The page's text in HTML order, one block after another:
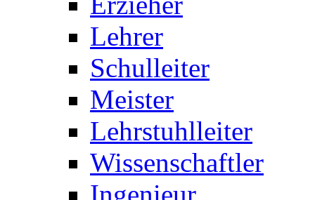
Lehrer
Schulleiter
Meister
Lehrstuhlleiter
Wissenschaftler